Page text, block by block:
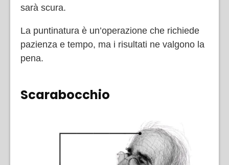
sarà scura.
La puntinatura è un’operazione che richiede
pazienza e tempo, ma i risultati ne valgono la
pena.
Scarabocchio